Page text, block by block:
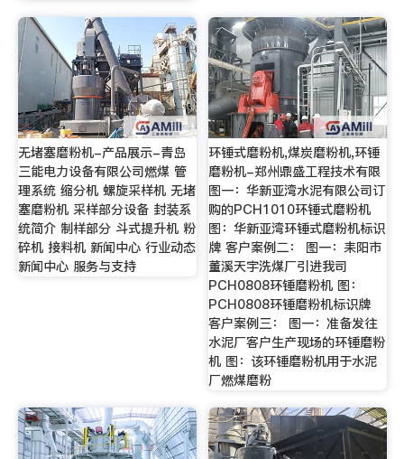
无堵塞磨粉机-产品展示-青岛
三能电力设备有限公司燃煤 管
理系统 缩分机 螺旋采样机 无堵
塞磨粉机 采样部分设备 封装系
统简介 制样部分 斗式提升机 粉
碎机 接料机 新闻中心 行业动态
新闻中心 服务与支持
环锤式磨粉机,煤炭磨粉机,环锤
磨粉机-郑州鼎盛工程技术有限
图一：华新亚湾水泥有限公司订
购的PCH1010环锤式磨粉机
图：华新亚湾环锤式磨粉机标识
牌 客户案例二： 图一：耒阳市
董溪天宇洗煤厂引进我司
PCH0808环锤磨粉机 图：
PCH0808环锤磨粉机标识牌
客户案例三： 图一：准备发往
水泥厂客户生产现场的环锤磨粉
机 图：该环锤磨粉机用于水泥
厂燃煤磨粉